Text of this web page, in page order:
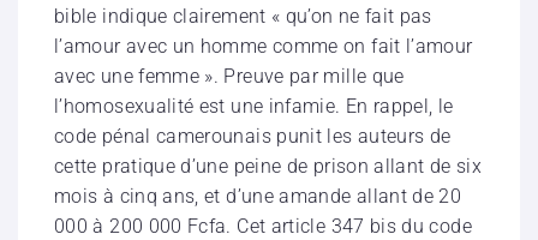
bible indique clairement « qu’on ne fait pas
l’amour avec un homme comme on fait l’amour
avec une femme ». Preuve par mille que
l’homosexualité est une infamie. En rappel, le
code pénal camerounais punit les auteurs de
cette pratique d’une peine de prison allant de six
mois à cinq ans, et d’une amande allant de 20
000 à 200 000 Fcfa. Cet article 347 bis du code